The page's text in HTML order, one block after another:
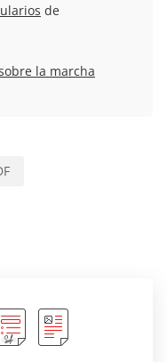
de
la marcha